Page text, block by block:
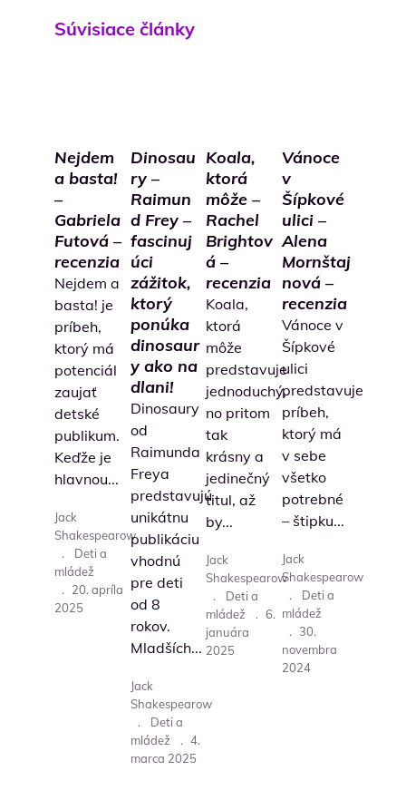
Súvisiace články
Nejdem
a basta!
–
Gabriela
Futová –
recenzia
Nejdem a
basta! je
príbeh,
ktorý má
potenciál
zaujať
detské
publikum.
Keďže je
hlavnou...
Jack
Shakespearow
.
Deti a
mládež
.
20. apríla
2025
Dinosau
ry –
Raimun
d Frey –
fascinuj
úci
zážitok,
ktorý
ponúka
dinosaur
y ako na
dlani!
Dinosaury
od
Raimunda
Freya
predstavujú
unikátnu
publikáciu
vhodnú
pre deti
od 8
rokov.
Mladších...
Jack
Shakespearow
.
Deti a
mládež
. 4.
marca 2025
Koala,
ktorá
môže –
Rachel
Brightov
á –
recenzia
Koala,
ktorá
môže
predstavuje
jednoduchý,
no pritom
tak
krásny a
jedinečný
titul, až
by...
Jack
Shakespearow
.
Deti a
mládež
. 6.
januára
2025
Vánoce
v
Šípkové
ulici –
Alena
Mornštaj
nová –
recenzia
Vánoce v
Šípkové
ulici
predstavuje
príbeh,
ktorý má
v sebe
všetko
potrebné
– štipku...
Jack
Shakespearow
.
Deti a
mládež
.
30.
novembra
2024